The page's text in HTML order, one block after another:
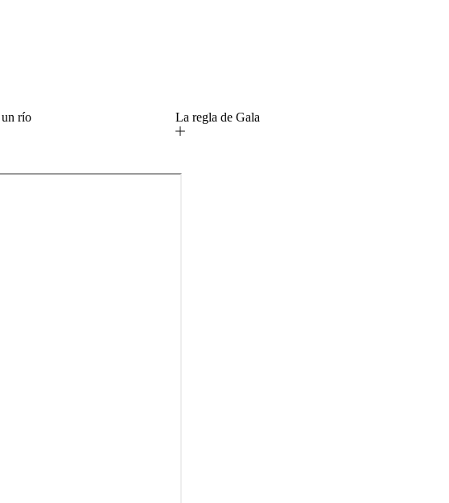
río La regla de Gala